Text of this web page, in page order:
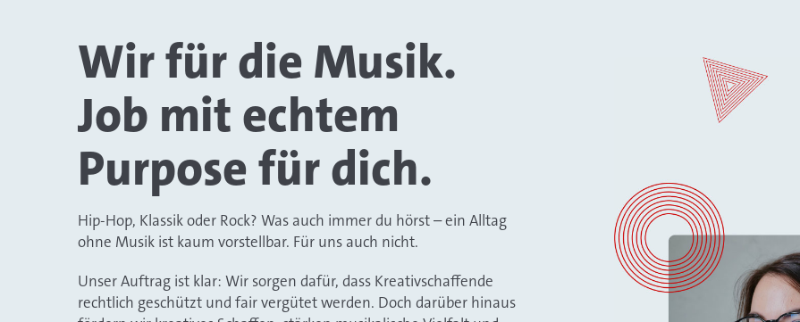
Wir für die Musik.
Job mit echtem
Purpose für dich.
Hip-Hop, Klassik oder Rock? Was auch immer du hörst – ein Alltag
ohne Musik ist kaum vorstellbar. Für uns auch nicht.
Unser Auftrag ist klar: Wir sorgen dafür, dass Kreativschaffende
rechtlich geschützt und fair vergütet werden. Doch darüber hinaus